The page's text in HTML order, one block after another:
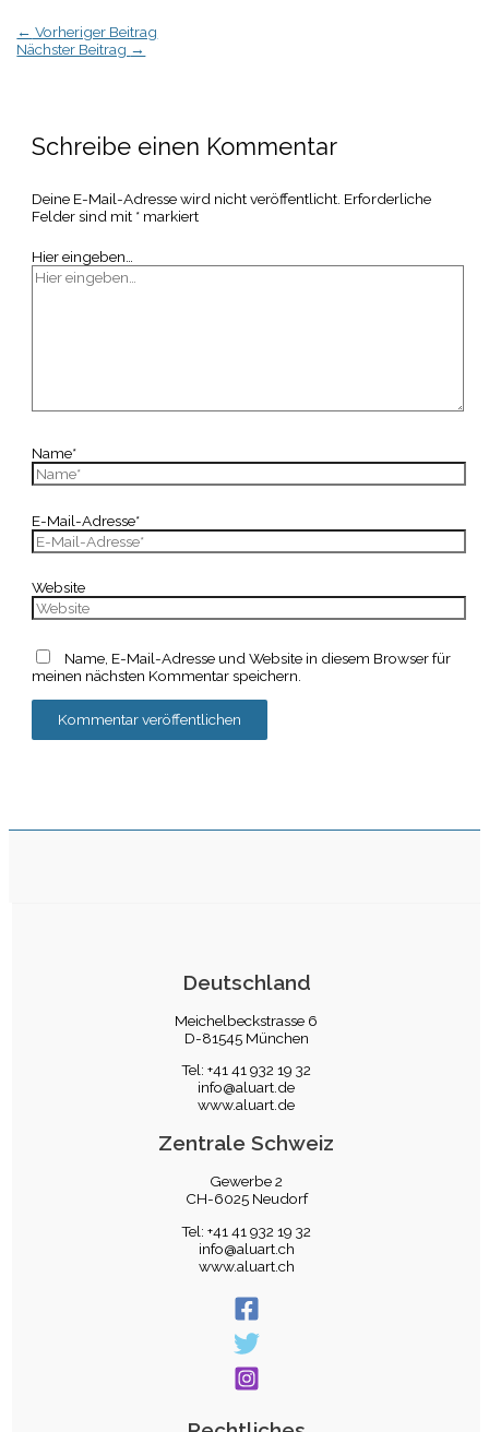
← Vorheriger Beitrag
Nächster Beitrag →
Schreibe einen Kommentar
Deine E-Mail-Adresse wird nicht veröffentlicht. Erforderliche
Felder sind mit * markiert
Hier eingeben…
Name*
E-Mail-Adresse*
Website
Name, E-Mail-Adresse und Website in diesem Browser für
meinen nächsten Kommentar speichern.
Deutschland
Meichelbeckstrasse 6
D-81545 München
Tel: +41 41 932 19 32
info@aluart.de
www.aluart.de
Zentrale Schweiz
Gewerbe 2
CH-6025 Neudorf
Tel: +41 41 932 19 32
info@aluart.ch
www.aluart.ch